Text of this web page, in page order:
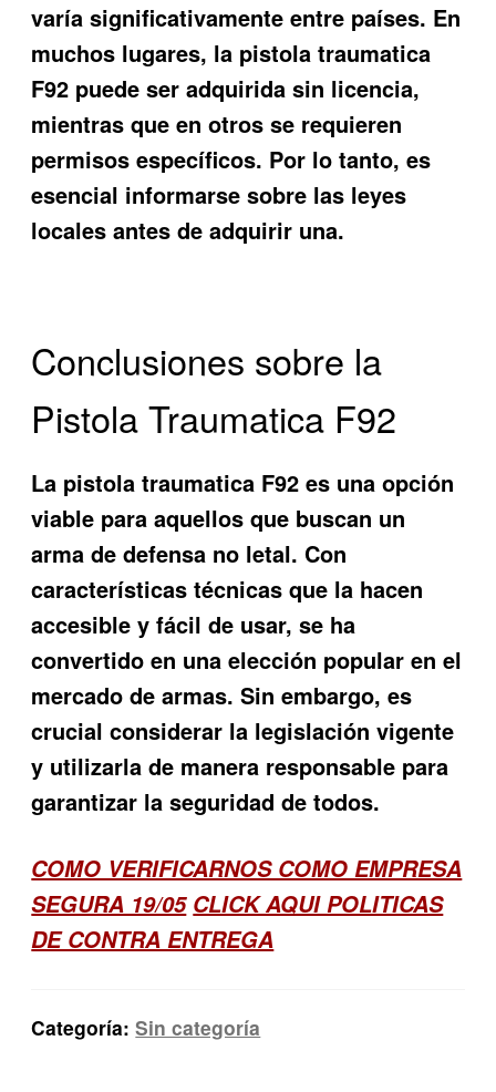
varía significativamente entre países. En
muchos lugares, la pistola traumatica
F92 puede ser adquirida sin licencia,
mientras que en otros se requieren
permisos específicos. Por lo tanto, es
esencial informarse sobre las leyes
locales antes de adquirir una.
Conclusiones sobre la
Pistola Traumatica F92
La pistola traumatica F92 es una opción
viable para aquellos que buscan un
arma de defensa no letal. Con
características técnicas que la hacen
accesible y fácil de usar, se ha
convertido en una elección popular en el
mercado de armas. Sin embargo, es
crucial considerar la legislación vigente
y utilizarla de manera responsable para
garantizar la seguridad de todos.
COMO VERIFICARNOS COMO EMPRESA
SEGURA 19/05 CLICK AQUI POLITICAS
DE CONTRA ENTREGA
Categoría:Sin categoría